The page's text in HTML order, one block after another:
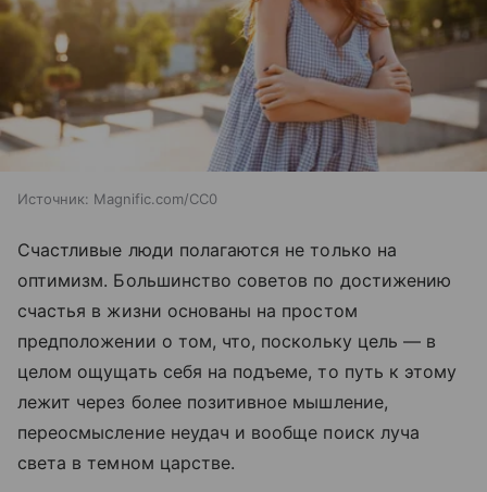
Источник: Magnific.com/CC0
Счастливые люди полагаются не только на
оптимизм. Большинство советов по достижению
счастья в жизни основаны на простом
предположении о том, что, поскольку цель — в
целом ощущать себя на подъеме, то путь к этому
лежит через более позитивное мышление,
переосмысление неудач и вообще поиск луча
света в темном царстве.